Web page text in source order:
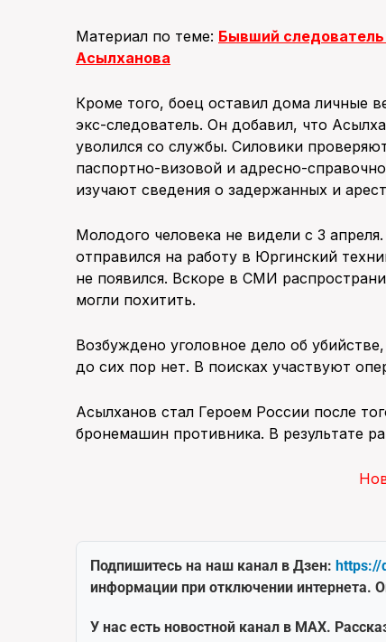
Материал по теме: Бывший
Асылханова
Кроме того, боец оставил дома личные
экс-следователь. Он добавил, что
уволился со службы. Силовики
паспортно-визовой и адресно-
изучают сведения о задержанных и
Молодого человека не видели с 3
отправился на работу в Юргинский
не появился. Вскоре в СМИ
могли похитить.
Возбуждено уголовное дело об
до сих пор нет. В поисках участвуют
Асылханов стал Героем России после
бронемашин противника. В результате
Подпишитесь на наш канал в Дзен: https://
информации при отключении интернета.
У нас есть новостной канал в MAX.